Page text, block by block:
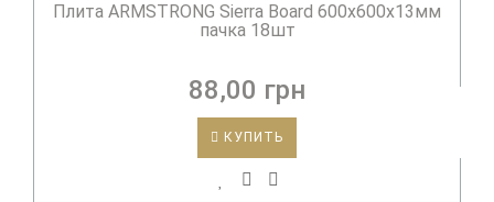
Плита ARMSTRONG Sierra Board 600х600х13мм
пачка 18шт
88,00 грн
КУПИТЬ